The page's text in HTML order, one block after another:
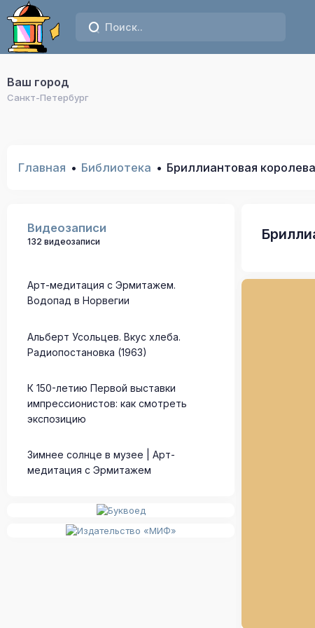
Ваш город
Санкт-Петербург
Главная Библиотека Бриллиантовая
Видеозаписи
132 видеозаписи
Арт-медитация с Эрмитажем.
Водопад в Норвегии
Альберт Усольцев. Вкус хлеба.
Радиопостановка (1963)
К 150-летию Первой выставки
импрессионистов: как смотреть
экспозицию
Зимнее солнце в музее | Арт-
медитация с Эрмитажем